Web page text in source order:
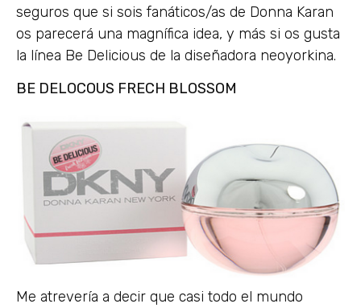
seguros que si sois fanáticos/as de Donna Karan
os parecerá una magnífica idea, y más si os gusta
la línea Be Delicious de la diseñadora neoyorkina.
BE DELOCOUS FRECH BLOSSOM
Me atrevería a decir que casi todo el mundo